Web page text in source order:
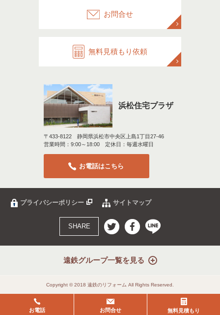
お問合せ
無料見積もり依頼
浜松住宅プラザ
〒433-8122 静岡県浜松市中央区上島1丁目27-46
営業時間：9:00～18:00 定休日：毎週水曜日
お電話はこちら
プライバシーポリシー サイトマップ
SHARE
遠鉄グループ一覧を見る
Copyright © 2018 遠鉄のリフォーム All Rights Reserved.
お電話 お問合せ 無料見積もり